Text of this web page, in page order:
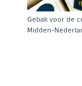
Gebak voor de
Midden-